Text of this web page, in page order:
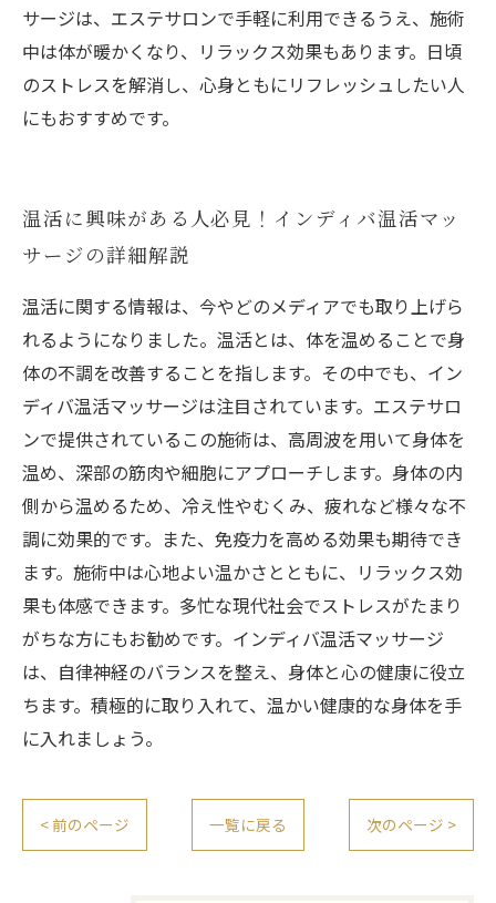
サージは、エステサロンで手軽に利用できるうえ、施術
中は体が暖かくなり、リラックス効果もあります。日頃
のストレスを解消し、心身ともにリフレッシュしたい人
にもおすすめです。
温活に興味がある人必見！インディバ温活マッ
サージの詳細解説
温活に関する情報は、今やどのメディアでも取り上げら
れるようになりました。温活とは、体を温めることで身
体の不調を改善することを指します。その中でも、イン
ディバ温活マッサージは注目されています。エステサロ
ンで提供されているこの施術は、高周波を用いて身体を
温め、深部の筋肉や細胞にアプローチします。身体の内
側から温めるため、冷え性やむくみ、疲れなど様々な不
調に効果的です。また、免疫力を高める効果も期待でき
ます。施術中は心地よい温かさとともに、リラックス効
果も体感できます。多忙な現代社会でストレスがたまり
がちな方にもお勧めです。インディバ温活マッサージ
は、自律神経のバランスを整え、身体と心の健康に役立
ちます。積極的に取り入れて、温かい健康的な身体を手
に入れましょう。
< 前のページ 一覧に戻る 次のページ >